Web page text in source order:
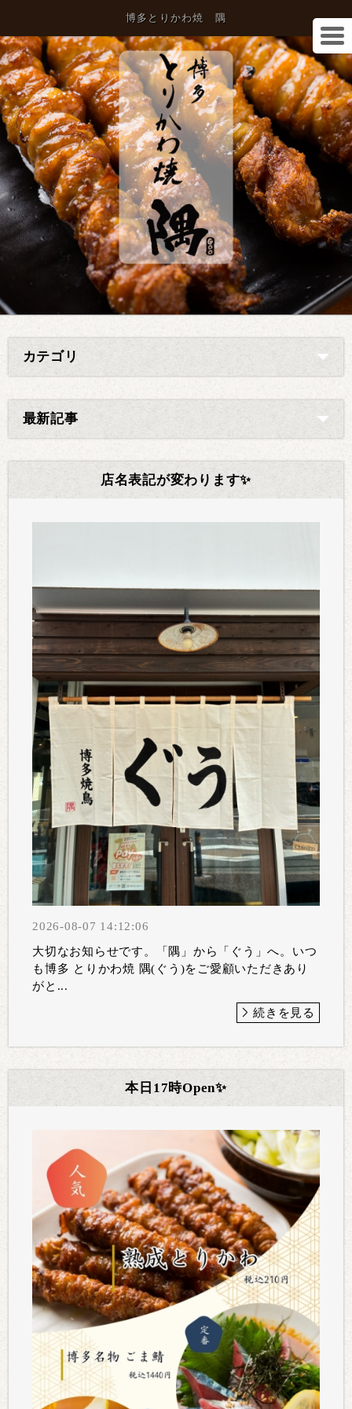
博多とりかわ焼 隅
カテゴリ
最新記事
店名表記が変わります✨
2026-08-07 14:12:06
大切なお知らせです。「隅」から「ぐう」へ。いつ
も博多 とりかわ焼 隅(ぐう)をご愛顧いただきあり
がと...
続きを見る
本日17時Open✨